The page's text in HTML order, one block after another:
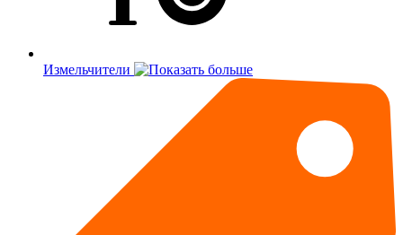
Измельчители